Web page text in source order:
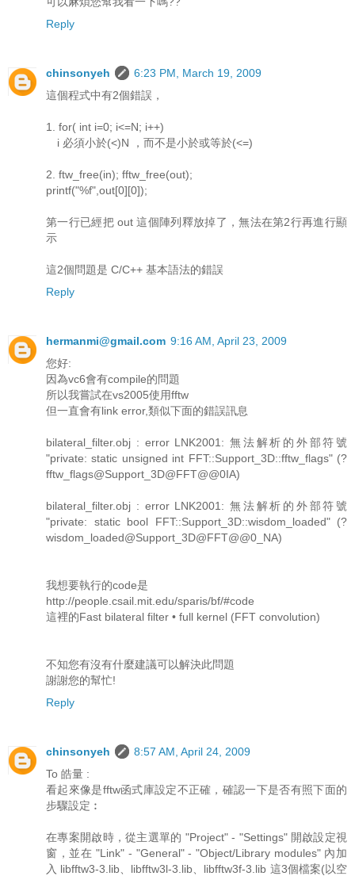
Reply
chinsonyeh
6:23 PM, March 19, 2009
這個程式中有2個錯誤，
1. for( int i=0; i<=N; i++)
i 必須小於(<)N ，而不是小於或等於(<=)
2. ftw_free(in); fftw_free(out);
printf("%f",out[0][0]);
第一行已經把 out 這個陣列釋放掉了，無法在第2行再進行顯
示
這2個問題是 C/C++ 基本語法的錯誤
Reply
hermanmi@gmail.com 9:16 AM, April 23, 2009
您好:
因為vc6會有compile的問題
所以我嘗試在vs2005使用fftw
但一直會有link error,類似下面的錯誤訊息
bilateral_filter.obj : error LNK2001: 無法解析的外部符號
"private: static unsigned int FFT::Support_3D::fftw_flags" (?
fftw_flags@Support_3D@FFT@@0IA)
bilateral_filter.obj : error LNK2001: 無法解析的外部符號
"private: static bool FFT::Support_3D::wisdom_loaded" (?
wisdom_loaded@Support_3D@FFT@@0_NA)
我想要執行的code是
http://people.csail.mit.edu/sparis/bf/#code
這裡的Fast bilateral filter • full kernel (FFT convolution)
不知您有沒有什麼建議可以解決此問題
謝謝您的幫忙!
Reply
chinsonyeh
8:57 AM, April 24, 2009
To 皓量 :
看起來像是fftw函式庫設定不正確，確認一下是否有照下面的
步驟設定︰
在專案開啟時，從主選單的 "Project" - "Settings" 開啟設定視
窗，並在 "Link" - "General" - "Object/Library modules" 內加
入 libfftw3-3.lib、libfftw3l-3.lib、libfftw3f-3.lib 這3個檔案(以空